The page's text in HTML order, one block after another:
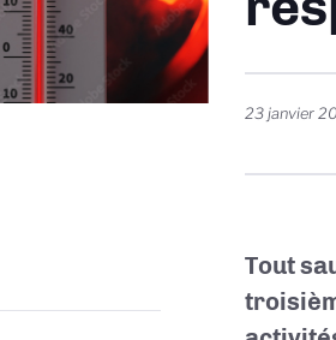
23 janvier
Tout